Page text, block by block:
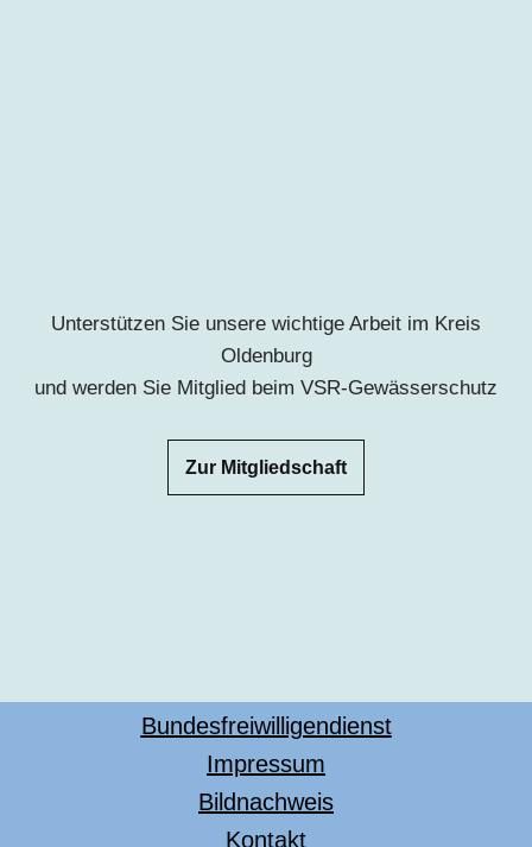
Unterstützen Sie unsere wichtige Arbeit im Kreis
Oldenburg
und werden Sie Mitglied beim VSR-Gewässerschutz
Zur Mitgliedschaft
Bundesfreiwilligendienst
Impressum
Bildnachweis
Kontakt